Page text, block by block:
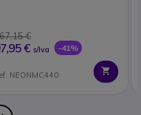
€
€ s/Iva -41%
NEONMC440